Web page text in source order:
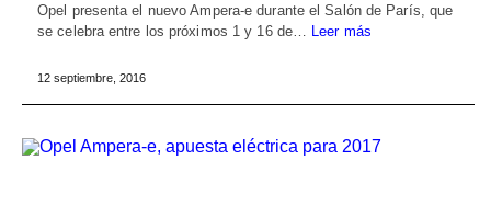
Opel presenta el nuevo Ampera-e durante el Salón de París, que
se celebra entre los próximos 1 y 16 de… Leer más
12 septiembre, 2016